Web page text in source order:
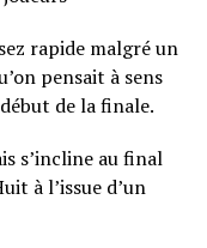
rapide malgré un
pensait à sens
de la finale.
s’incline au final
à l’issue d’un